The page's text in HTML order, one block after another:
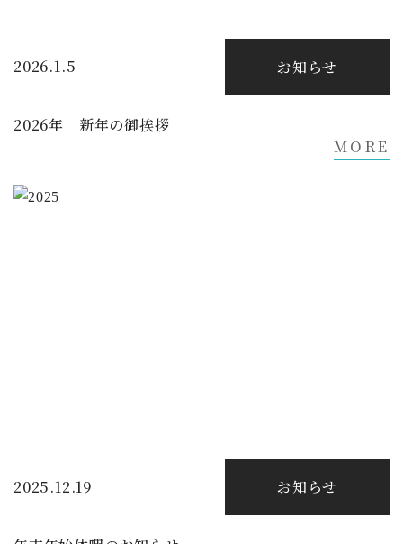
2026.1.5 お知らせ
2026年 新年の御挨拶
MORE
2025.12.19 お知らせ